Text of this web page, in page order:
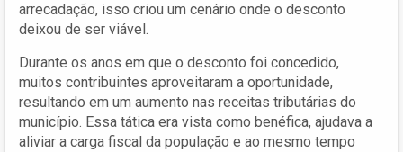
arrecadação, isso criou um cenário onde o desconto
deixou de ser viável.
Durante os anos em que o desconto foi concedido,
muitos contribuintes aproveitaram a oportunidade,
resultando em um aumento nas receitas tributárias do
município. Essa tática era vista como benéfica, ajudava a
aliviar a carga fiscal da população e ao mesmo tempo